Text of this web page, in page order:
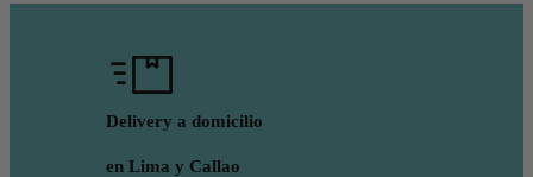
Delivery a domicilio
en Lima y Callao